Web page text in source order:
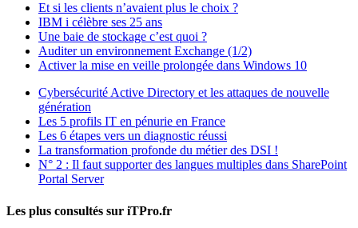
Et si les clients n’avaient plus le choix ?
IBM i célèbre ses 25 ans
Une baie de stockage c’est quoi ?
Auditer un environnement Exchange (1/2)
Activer la mise en veille prolongée dans Windows 10
Cybersécurité Active Directory et les attaques de nouvelle
génération
Les 5 profils IT en pénurie en France
Les 6 étapes vers un diagnostic réussi
La transformation profonde du métier des DSI !
N° 2 : Il faut supporter des langues multiples dans SharePoint
Portal Server
Les plus consultés sur iTPro.fr